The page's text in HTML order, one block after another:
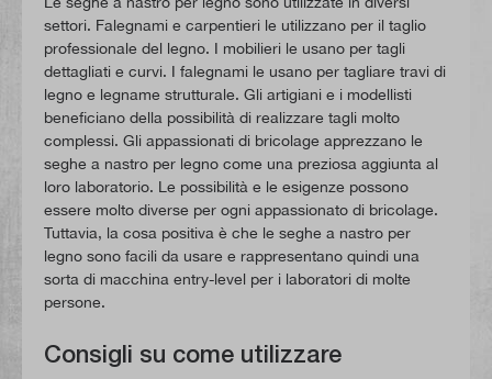
settori. Falegnami e carpentieri le utilizzano per il taglio
professionale del legno. I mobilieri le usano per tagli
dettagliati e curvi. I falegnami le usano per tagliare travi di
legno e legname strutturale. Gli artigiani e i modellisti
beneficiano della possibilità di realizzare tagli molto
complessi. Gli appassionati di bricolage apprezzano le
seghe a nastro per legno come una preziosa aggiunta al
loro laboratorio. Le possibilità e le esigenze possono
essere molto diverse per ogni appassionato di bricolage.
Tuttavia, la cosa positiva è che le seghe a nastro per
legno sono facili da usare e rappresentano quindi una
sorta di macchina entry-level per i laboratori di molte
persone.
Consigli su come utilizzare